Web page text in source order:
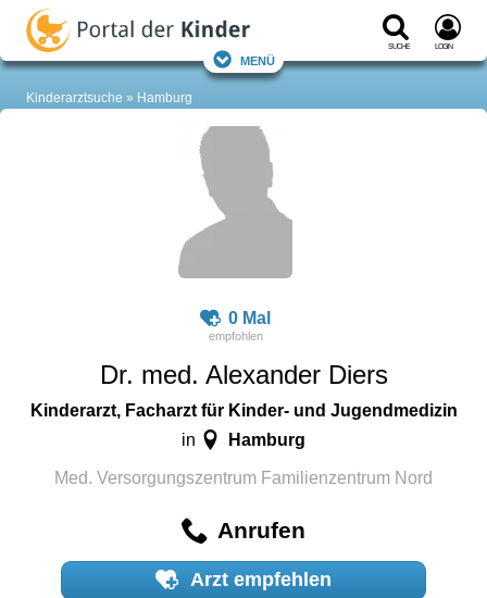
Suche Login
Menü
Kinderarztsuche Hamburg
0 Mal
Dr. med. Alexander Diers
Kinderarzt, Facharzt für Kinder- und Jugendmedizin
in Hamburg
Med. Versorgungszentrum Familienzentrum Nord
Anrufen
Arzt empfehlen